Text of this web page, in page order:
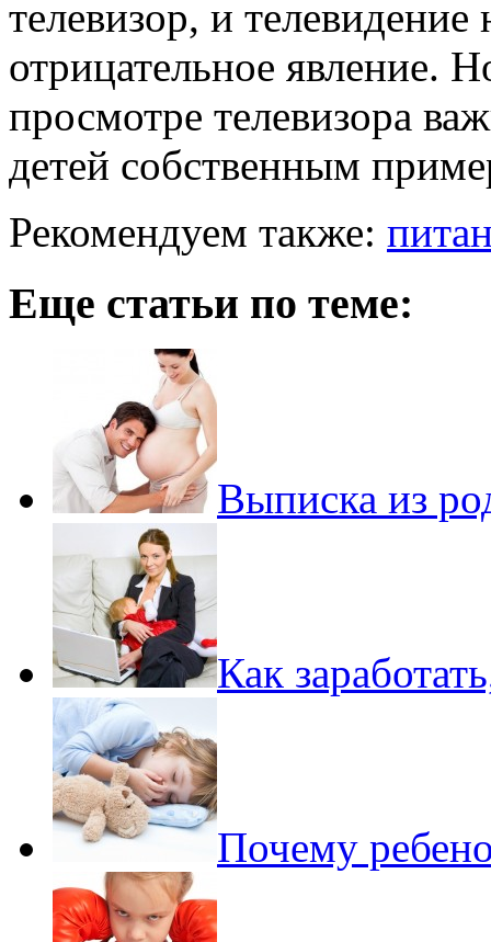
телевизор, и телевидение
отрицательное явление.
просмотре телевизора
детей собственным
Рекомендуем также:
Еще статьи по теме:
Выписка из
Как
Почему